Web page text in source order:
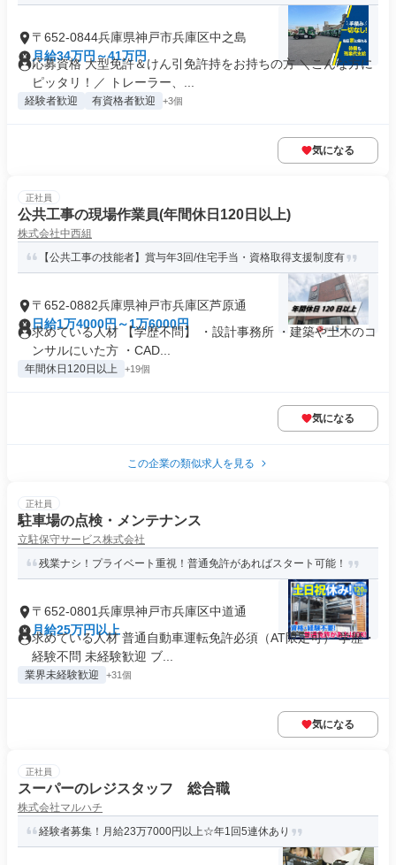
〒652-0844兵庫県神戸市兵庫区中之島
月給34万円～41万円
応募資格 大型免許＆けん引免許持をお持ちの方 ＼こんな方に
ピッタリ！／ トレーラー、...
経験者歓迎 有資格者歓迎 +3個
気になる
正社員
公共工事の現場作業員(年間休日120日以上)
株式会社中西組
【公共工事の技能者】賞与年3回/住宅手当・資格取得支援制度有
〒652-0882兵庫県神戸市兵庫区芦原通
日給1万4000円～1万6000円
求めている人材 【学歴不問】 ・設計事務所 ・建築や土木のコ
ンサルにいた方 ・CAD...
年間休日120日以上 +19個
気になる
この企業の類似求人を見る
正社員
駐車場の点検・メンテナンス
立駐保守サービス株式会社
残業ナシ！プライベート重視！普通免許があればスタート可能！
〒652-0801兵庫県神戸市兵庫区中道通
月給25万円以上
求めている人材 普通自動車運転免許必須（AT限定可） 学歴・
経験不問 未経験歓迎 ブ...
業界未経験歓迎 +31個
気になる
正社員
スーパーのレジスタッフ 総合職
株式会社マルハチ
経験者募集！月給23万7000円以上☆年1回5連休あり